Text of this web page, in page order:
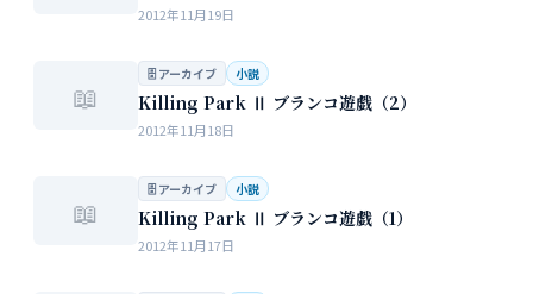
2012年11月19日
📖
🗄 アーカイブ 小説
Killing Park Ⅱ ブランコ遊戯（2）
2012年11月18日
📖
🗄 アーカイブ 小説
Killing Park Ⅱ ブランコ遊戯（1）
2012年11月17日